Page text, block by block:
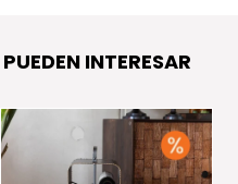
INTERESAR